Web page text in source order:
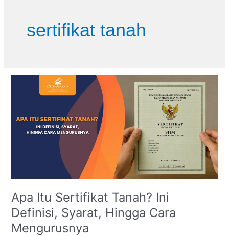
sertifikat tanah
Apa Itu Sertifikat Tanah? Ini
Definisi, Syarat, Hingga Cara
Mengurusnya
Tanah?
Cara
Mengurusnya